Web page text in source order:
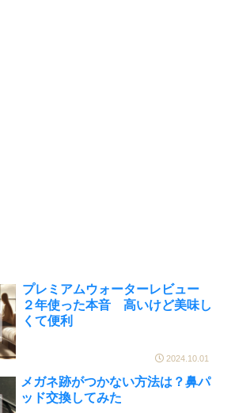
プレミアムウォーターレビュー
２年使った本音 高いけど美味し
くて便利
2024.10.01
メガネ跡がつかない方法は？鼻パ
ッド交換してみた